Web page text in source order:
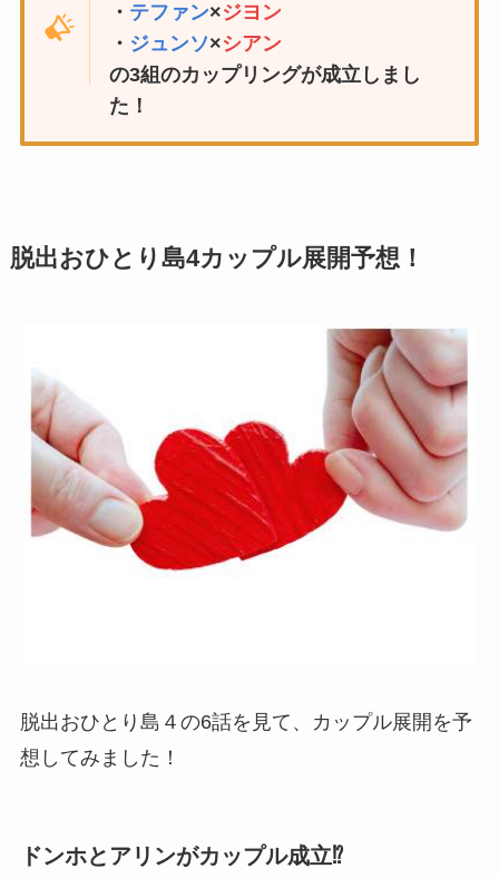
・ テファン×ジヨン
・ ジュンソ×シアン
の3組のカップリングが成立しまし
た！
脱出おひとり島4カップル展開予想！
脱出おひとり島４の6話を見て、カップル展開を予
想してみました！
ドンホとアリンがカップル成立⁉